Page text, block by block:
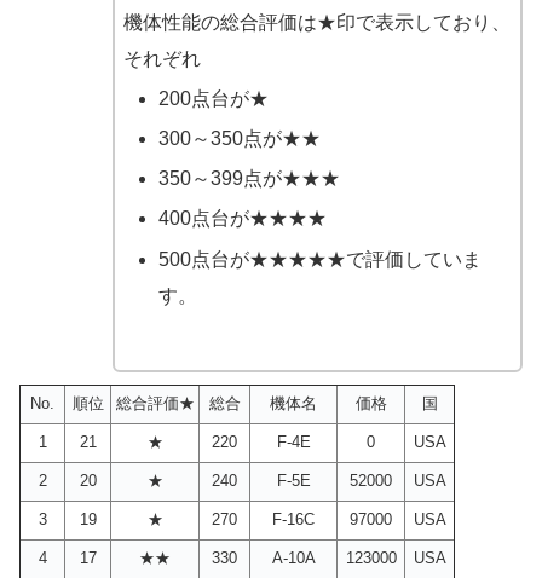
機体性能の総合評価は★印で表示しており、
それぞれ
200点台が★
300～350点が★★
350～399点が★★★
400点台が★★★★
500点台が★★★★★で評価していま
す。
No. 順位 総合評価★ 総合 機体名 価格 国
1 21 ★ 220 F-4E 0 USA
2 20 ★ 240 F-5E 52000 USA
3 19 ★ 270 F-16C 97000 USA
4 17 ★★ 330 A-10A 123000 USA